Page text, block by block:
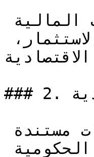
### 2. أهمية الجدوى الاقتصادية